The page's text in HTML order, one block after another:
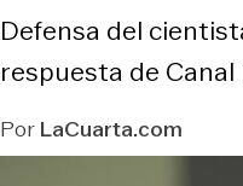
Defensa del
respuesta de Canal
PorLaCuarta.com